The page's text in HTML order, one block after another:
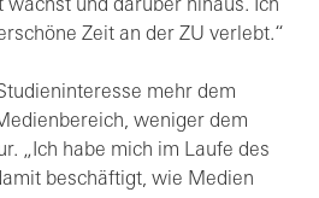
wächst und darüber hinaus. Ich
Zeit an der ZU verlebt.“
mehr dem
weniger dem
„Ich habe mich im Laufe des
beschäftigt, wie Medien